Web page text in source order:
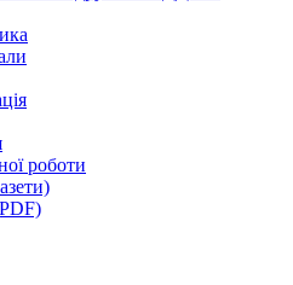
роботи